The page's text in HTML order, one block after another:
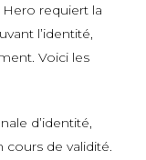
requiert la
l’identité,
Voici les
d’identité,
de validité.